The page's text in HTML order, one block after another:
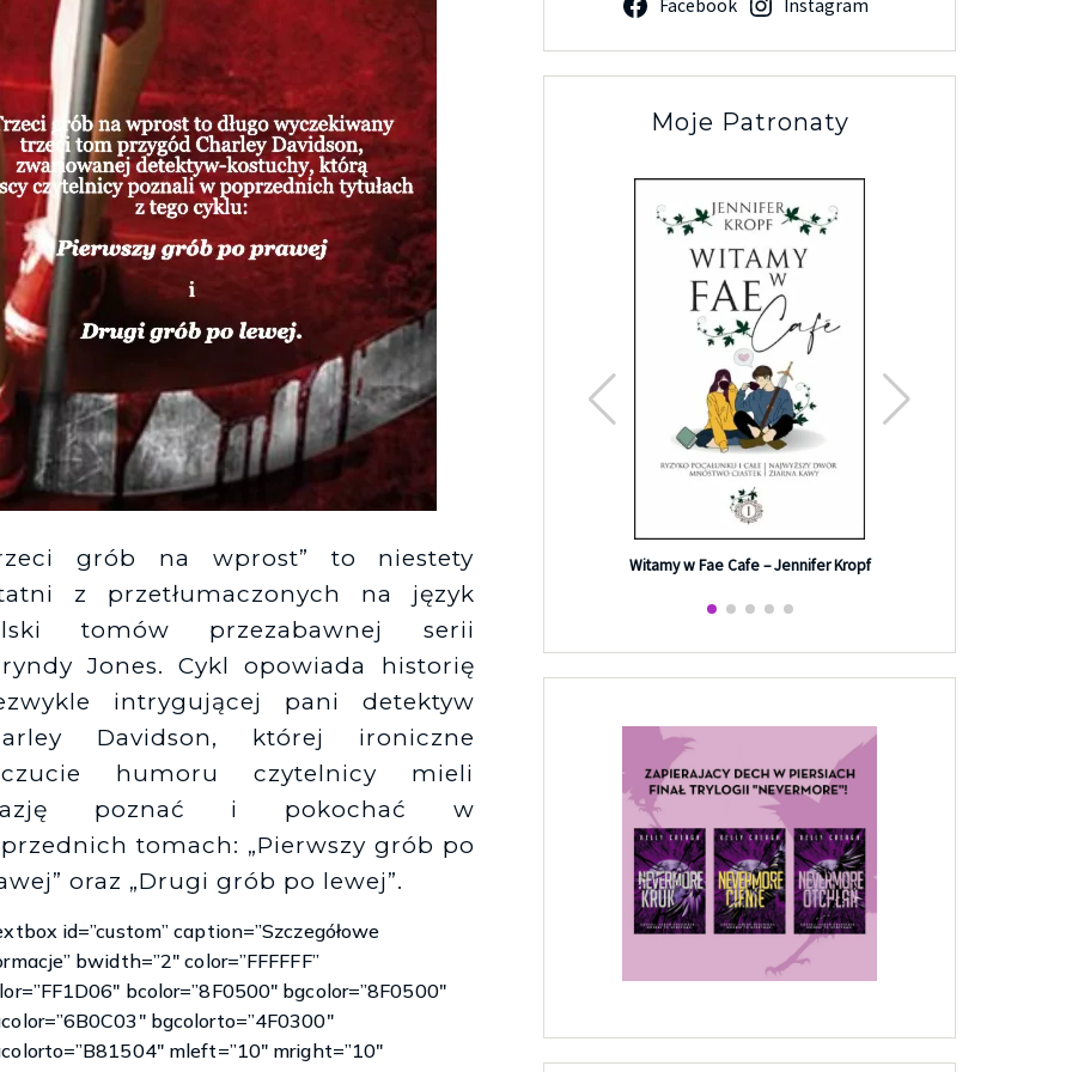
grób na wprost” to niestety
z przetłumaczonych na język
tomów przezabawnej serii
Jones. Cykl opowiada historię
intrygującej pani detektyw
Davidson, której ironiczne
humoru czytelnicy mieli
poznać i pokochać w
tomach: „Pierwszy grób po
oraz „Drugi grób po lewej”.
id=”custom” caption=”Szczegółowe
bwidth=”2″ color=”FFFFFF”
bcolor=”8F0500″ bgcolor=”8F0500″
bgcolorto=”4F0300″
mleft=”10″ mright=”10″
Facebook Instagram
Moje Patronaty
Księgarnie i kościopył – Travis Baldree
Witamy w Fae Cafe – Jennifer Kropf